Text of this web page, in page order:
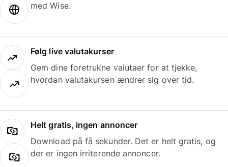
med Wise.
Følg live valutakurser
Gem dine foretrukne valutaer for at tjekke,
hvordan valutakursen ændrer sig over tid.
Helt gratis, ingen annoncer
Download på få sekunder. Det er helt gratis, og
der er ingen irriterende annoncer.